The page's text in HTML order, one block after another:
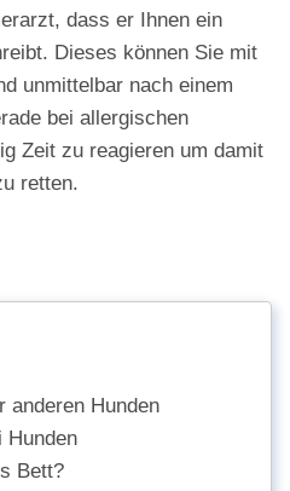
dass er Ihnen ein
Dieses können Sie mit
unmittelbar nach einem
bei allergischen
Zeit zu reagieren um damit
retten.
anderen Hunden
Hunden
Bett?